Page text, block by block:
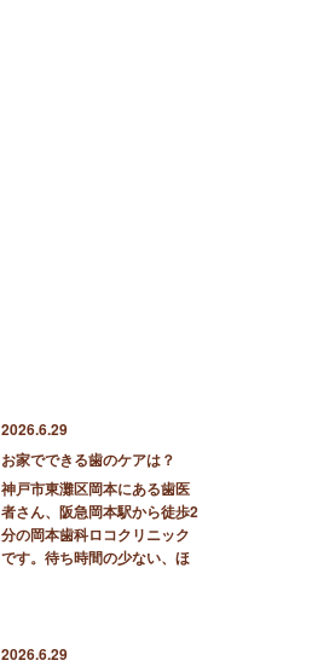
2026.6.29
お家でできる歯のケアは？
神戸市東灘区岡本にある歯医
者さん、阪急岡本駅から徒歩2
分の岡本歯科ロコクリニック
です。待ち時間の少ない、ほ
2026.6.29